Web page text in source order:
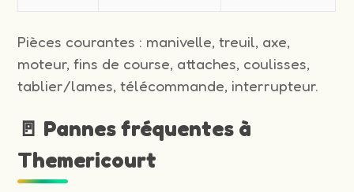
Pièces courantes : manivelle, treuil, axe,
moteur, fins de course, attaches, coulisses,
tablier/lames, télécommande, interrupteur.
🚪 Pannes fréquentes à
Themericourt